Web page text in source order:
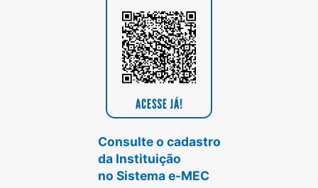
Consulte o cadastro
da Instituição
no Sistema e-MEC